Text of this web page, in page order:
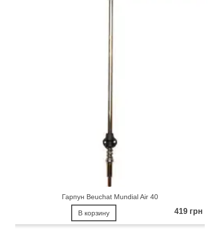
Гарпун Beuchat Mundial Air 40
419 грн
В корзину